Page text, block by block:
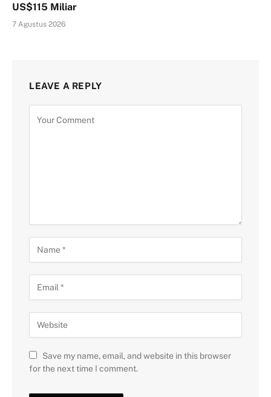
US$115 Miliar
7 Agustus 2026
LEAVE A REPLY
Save my name, email, and website in this browser
for the next time I comment.